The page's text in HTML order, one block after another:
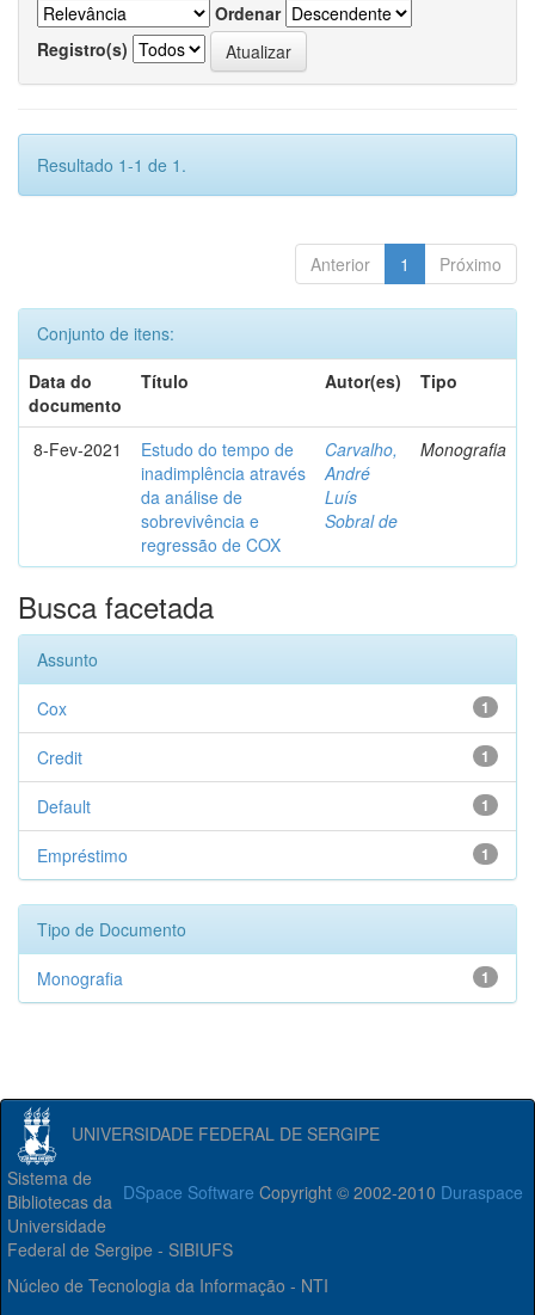
Ordenar
Registro(s)
Resultado 1-1 de 1.
Anterior 1 Próximo
Conjunto de itens:
Data do
documento
Título Autor(es) Tipo
8-Fev-2021
Estudo do tempo de
inadimplência através
da análise de
sobrevivência e
regressão de COX
Carvalho,
André
Luís
Sobral de
Monografia
Busca facetada
Assunto
1
Cox
1
Credit
1
Default
1
Empréstimo
Tipo de Documento
1
Monografia
UNIVERSIDADE FEDERAL DE SERGIPE
DSpace Software Copyright © 2002-2010 Duraspace
Sistema de
Bibliotecas da
Universidade
Federal de Sergipe - SIBIUFS
Núcleo de Tecnologia da Informação - NTI